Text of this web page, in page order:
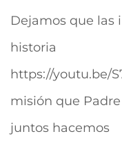
Dejamos que las
historia
https://youtu.be/
misión que
juntos hacemos